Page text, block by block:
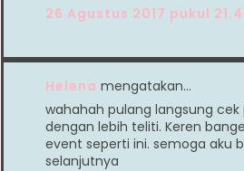
26 Agustus 2017 pukul
Helena mengatakan…
wahahah pulang langsung cek
dengan lebih teliti. Keren
event seperti ini. semoga aku
selanjutnya